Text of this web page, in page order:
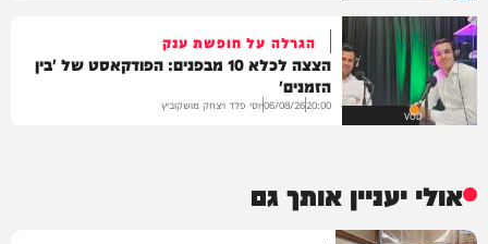
VOD
הגרלה על חופשת ענק
הצצה לכלא 10 מבפנים: הפודקאסט של 'בין
הזמנים'
20:00
06/08/26יוסי פלד ויצחק מושקוביץ
אולי יעניין אותך גם